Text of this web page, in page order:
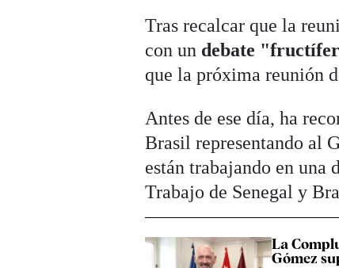
Tras recalcar que la
con un debate
que la próxima reunión
Antes de ese día, ha
Brasil representando al
están trabajando en una
Trabajo de Senegal y
La
Gómez